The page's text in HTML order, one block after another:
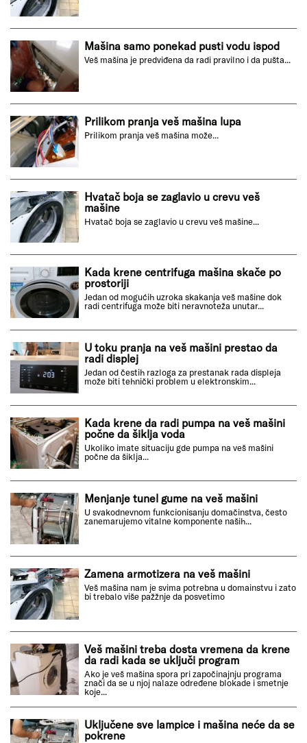
Mašina samo ponekad pusti vodu ispod
Veš mašina je predviđena da radi pravilno i da pušta...
Prilikom pranja veš mašina lupa
Prilikom pranja veš mašina može...
Hvatač boja se zaglavio u crevu veš
mašine
Hvatač boja se zaglavio u crevu veš mašine...
Kada krene centrifuga mašina skače po
prostoriji
Jedan od mogućih uzroka skakanja veš mašine dok
radi centrifuga može biti neravnoteža unutar...
U toku pranja na veš mašini prestao da
radi displej
Jedan od čestih razloga za prestanak rada displeja
može biti tehnički problem u elektronskim...
Kada krene da radi pumpa na veš mašini
počne da šiklja voda
Ukoliko imate situaciju gde pumpa na veš mašini
počne da šiklja...
Menjanje tunel gume na veš mašini
U svakodnevnom funkcionisanju domačinstva, često
zanemarujemo vitalne komponente naših...
Zamena armotizera na veš mašini
Veš mašina nam je svima potrebna u domainstvu i zato
bi trebalo više pažžnje da posvetimo
Veš mašini treba dosta vremena da krene
da radi kada se uključi program
Ako je veš mašina spora pri započinajnju programa
znači da se u njoj nalaze određene blokade i smetnje
koje...
Uključene sve lampice i mašina neće da se
pokrene